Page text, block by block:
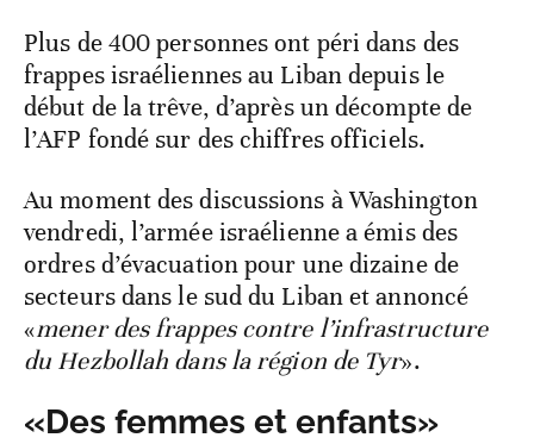
Plus de 400 personnes ont péri dans des
frappes israéliennes au Liban depuis le
début de la trêve, d’après un décompte de
l’AFP fondé sur des chiffres officiels.
Au moment des discussions à Washington
vendredi, l’armée israélienne a émis des
ordres d’évacuation pour une dizaine de
secteurs dans le sud du Liban et annoncé
«mener des frappes contre l’infrastructure
du Hezbollah dans la région de Tyr».
«Des femmes et enfants»